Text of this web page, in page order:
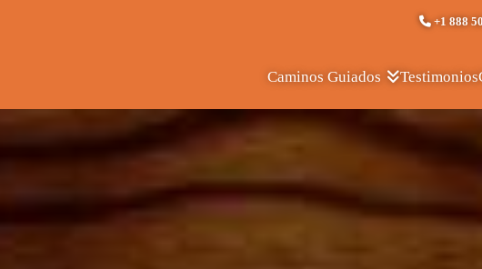
+1 888
Caminos Guiados Testimonios